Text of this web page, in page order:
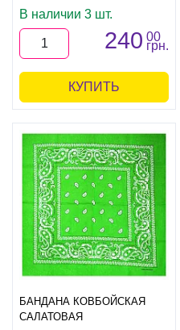
В наличии 3 шт.
240 00
грн.
КУПИТЬ
БАНДАНА КОВБОЙСКАЯ
САЛАТОВАЯ